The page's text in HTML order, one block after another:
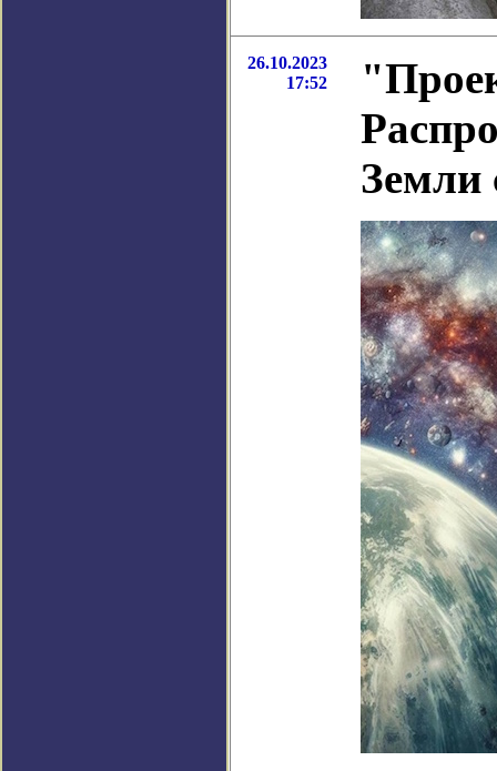
26.10.2023
17:52
Земли